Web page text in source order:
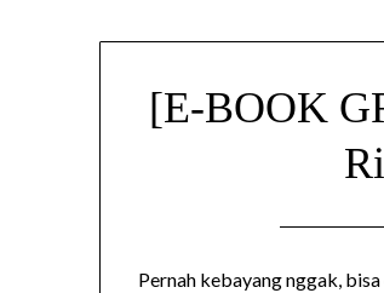
[E-BOOK
Pernah kebayang nggak,